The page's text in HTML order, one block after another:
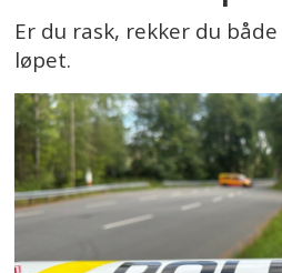
(Fra
Er du rask, rekker du
løpet.